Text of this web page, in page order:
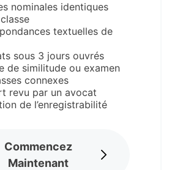
Commencez
Maintenant
nominales identiques
textuelles de
sous 3 jours ouvrés
de similitude ou examen
connexes
revu par un avocat
de l’enregistrabilité